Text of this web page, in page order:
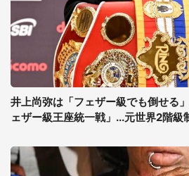
井上尚弥は「フェザー級でも倒せる
ェザー級王座統一戦」...元世界2階級